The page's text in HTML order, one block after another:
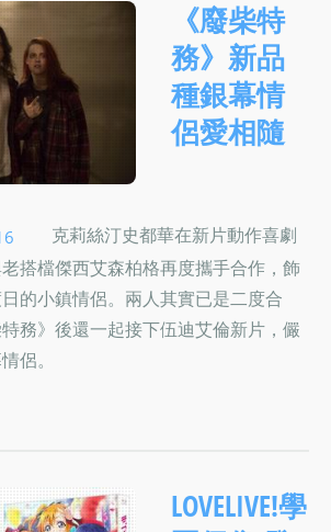
《廢柴特
務》新品
種銀幕情
侶愛相隨
克莉絲汀史都華在新片動作喜劇
老搭檔傑西艾森柏格再度攜手合作，飾
的小鎮情侶。兩人其實已是二度合
務》後還一起接下伍迪艾倫新片，儼
侶。
LOVELIVE!學